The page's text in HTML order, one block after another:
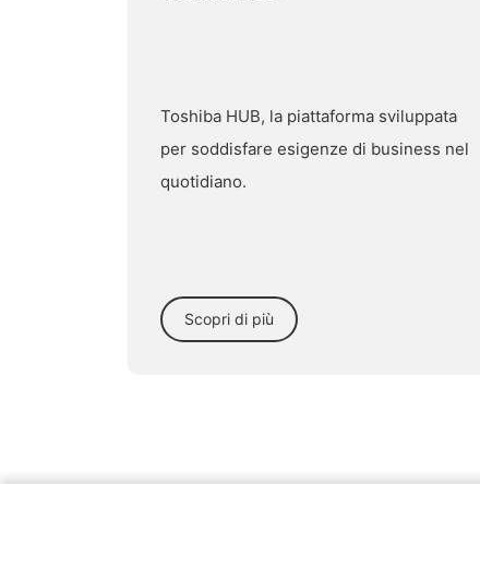
Toshiba HUB, la piattaforma sviluppata
per soddisfare esigenze di business nel
quotidiano.
Scopri di più